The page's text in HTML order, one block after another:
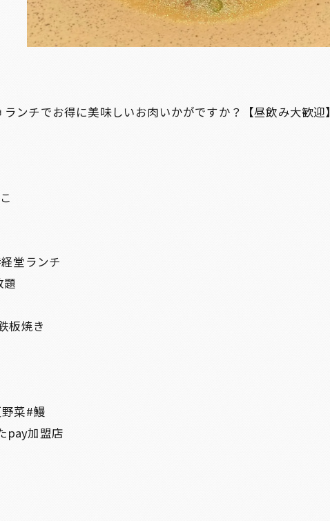
ランチでお得に美味しいお肉いかがですか？【昼飲み大歓迎】
堂ランチ
題
板焼き
菜#鰻
pay加盟店